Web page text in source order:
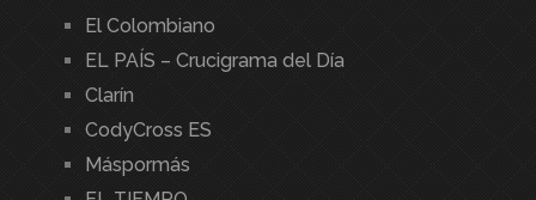
El Colombiano
EL PAÍS – Crucigrama del Día
Clarín
CodyCross ES
Máspormás